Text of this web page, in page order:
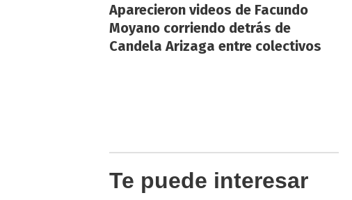
Aparecieron videos de Facundo
Moyano corriendo detrás de
Candela Arizaga entre colectivos
Te puede interesar